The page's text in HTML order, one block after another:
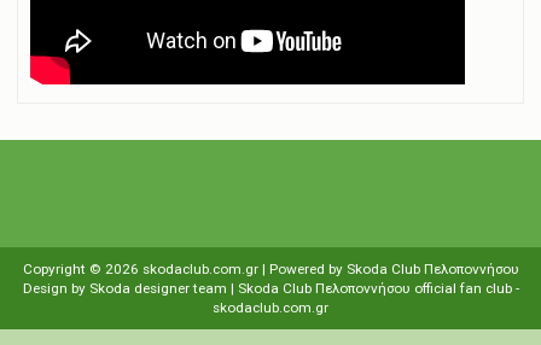
Copyright © 2026 skodaclub.com.gr | Powered by Skoda Club Πελοποννήσου
Design by Skoda designer team | Skoda Club Πελοποννήσου οfficial fan club -
skodaclub.com.gr